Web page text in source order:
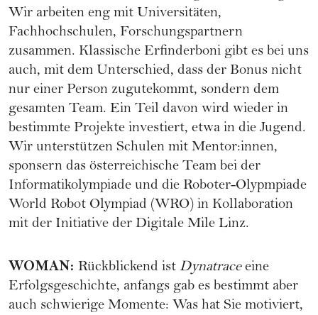
Wir arbeiten eng mit Universitäten,
Fachhochschulen, Forschungspartnern
zusammen. Klassische Erfinderboni gibt es bei uns
auch, mit dem Unterschied, dass der Bonus nicht
nur einer Person zugutekommt, sondern dem
gesamten Team. Ein Teil davon wird wieder in
bestimmte Projekte investiert, etwa in die Jugend.
Wir unterstützen Schulen mit Mentor:innen,
sponsern das österreichische Team bei der
Informatikolympiade und die Roboter-Olypmpiade
World Robot Olympiad (WRO) in Kollaboration
mit der Initiative der Digitale Mile Linz.
WOMAN: Rückblickend ist Dynatraceeine
Erfolgsgeschichte, anfangs gab es bestimmt aber
auch schwierige Momente: Was hat Sie motiviert,